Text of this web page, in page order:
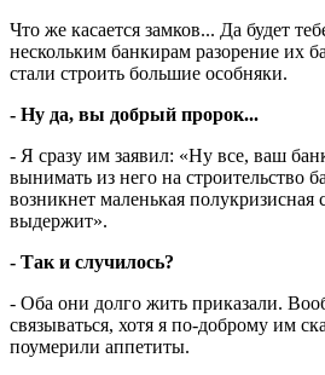
Что же касается замков... Да будет
нескольким банкирам разорение их
стали строить большие особняки.
- Ну да, вы добрый пророк...
- Я сразу им заявил: «Ну все, ваш
вынимать из него на строительство
возникнет маленькая полукризисная
выдержит».
- Так и случилось?
- Оба они долго жить приказали.
связываться, хотя я по-доброму им
поумерили аппетиты.